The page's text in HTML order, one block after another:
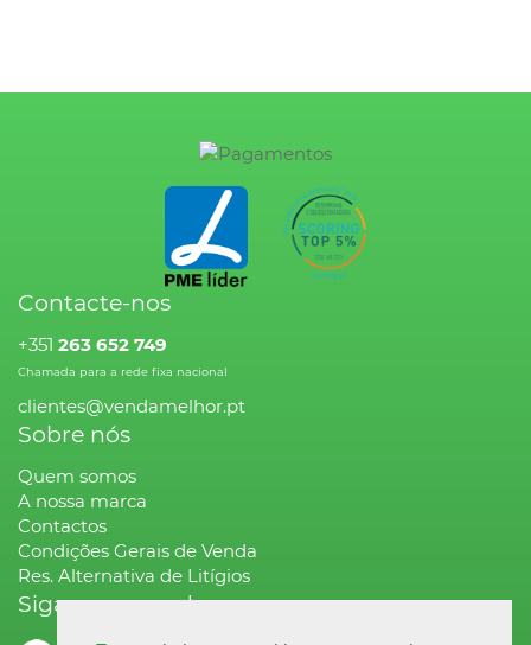
Contacte-nos
+351 263 652 749
Chamada para a rede fixa nacional
clientes@vendamelhor.pt
Sobre nós
Quem somos
A nossa marca
Contactos
Condições Gerais de Venda
Res. Alternativa de Litígios
Siga-nos na rede